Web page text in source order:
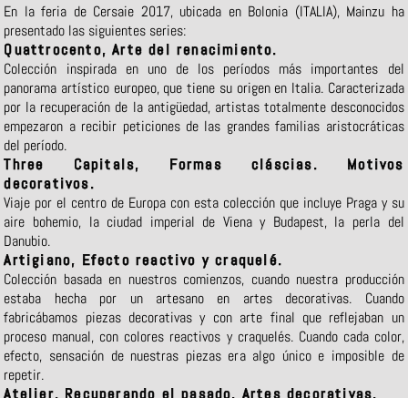
En la feria de Cersaie 2017, ubicada en Bolonia (ITALIA), Mainzu ha
presentado las siguientes series:
Quattrocento, Arte del renacimiento.
Colección inspirada en uno de los períodos más importantes del
panorama artístico europeo, que tiene su origen en Italia. Caracterizada
por la recuperación de la antigüedad, artistas totalmente desconocidos
empezaron a recibir peticiones de las grandes familias aristocráticas
del período.
Three Capitals, Formas cláscias. Motivos
decorativos.
Viaje por el centro de Europa con esta colección que incluye Praga y su
aire bohemio, la ciudad imperial de Viena y Budapest, la perla del
Danubio.
Artigiano, Efecto reactivo y craquelé.
Colección basada en nuestros comienzos, cuando nuestra producción
estaba hecha por un artesano en artes decorativas. Cuando
fabricábamos piezas decorativas y con arte final que reflejaban un
proceso manual, con colores reactivos y craquelés. Cuando cada color,
efecto, sensación de nuestras piezas era algo único e imposible de
repetir.
Atelier, Recuperando el pasado. Artes decorativas.